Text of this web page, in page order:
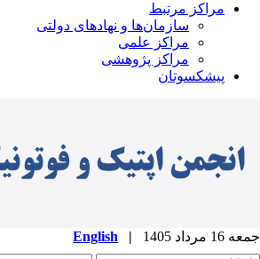
مراکز مرتبط
سازمان‌ها و نهادهای دولتی
مراکز علمی
مراکز پژوهشی
پیشکسوتان
مرداد 1405 |
English